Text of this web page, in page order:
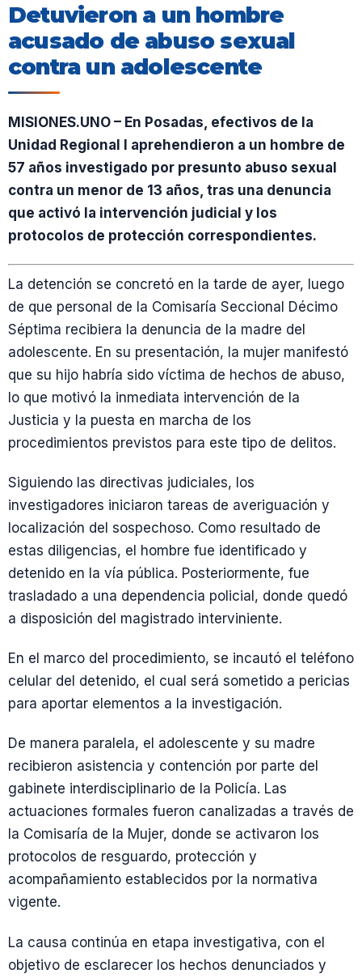
Detuvieron a un hombre
acusado de abuso sexual
contra un adolescente
MISIONES.UNO – En Posadas, efectivos de la
Unidad Regional I aprehendieron a un hombre de
57 años investigado por presunto abuso sexual
contra un menor de 13 años, tras una denuncia
que activó la intervención judicial y los
protocolos de protección correspondientes.
La detención se concretó en la tarde de ayer, luego
de que personal de la Comisaría Seccional Décimo
Séptima recibiera la denuncia de la madre del
adolescente. En su presentación, la mujer manifestó
que su hijo habría sido víctima de hechos de abuso,
lo que motivó la inmediata intervención de la
Justicia y la puesta en marcha de los
procedimientos previstos para este tipo de delitos.
Siguiendo las directivas judiciales, los
investigadores iniciaron tareas de averiguación y
localización del sospechoso. Como resultado de
estas diligencias, el hombre fue identificado y
detenido en la vía pública. Posteriormente, fue
trasladado a una dependencia policial, donde quedó
a disposición del magistrado interviniente.
En el marco del procedimiento, se incautó el teléfono
celular del detenido, el cual será sometido a pericias
para aportar elementos a la investigación.
De manera paralela, el adolescente y su madre
recibieron asistencia y contención por parte del
gabinete interdisciplinario de la Policía. Las
actuaciones formales fueron canalizadas a través de
la Comisaría de la Mujer, donde se activaron los
protocolos de resguardo, protección y
acompañamiento establecidos por la normativa
vigente.
La causa continúa en etapa investigativa, con el
objetivo de esclarecer los hechos denunciados y